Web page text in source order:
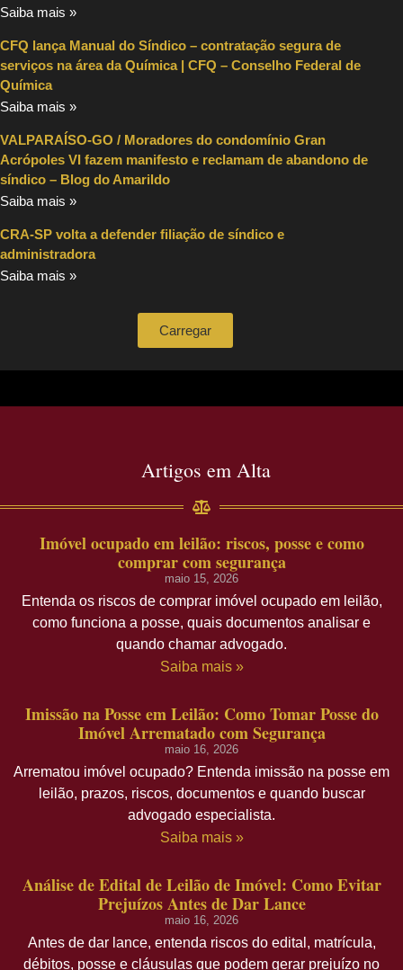
Saiba mais »
CFQ lança Manual do Síndico – contratação segura de
serviços na área da Química | CFQ – Conselho Federal de
Química
Saiba mais »
VALPARAÍSO-GO / Moradores do condomínio Gran
Acrópoles VI fazem manifesto e reclamam de abandono de
síndico – Blog do Amarildo
Saiba mais »
CRA-SP volta a defender filiação de síndico e
administradora
Saiba mais »
Carregar
Artigos em Alta
Imóvel ocupado em leilão: riscos, posse e como
comprar com segurança
maio 15, 2026
Entenda os riscos de comprar imóvel ocupado em leilão,
como funciona a posse, quais documentos analisar e
quando chamar advogado.
Saiba mais »
Imissão na Posse em Leilão: Como Tomar Posse do
Imóvel Arrematado com Segurança
maio 16, 2026
Arrematou imóvel ocupado? Entenda imissão na posse em
leilão, prazos, riscos, documentos e quando buscar
advogado especialista.
Saiba mais »
Análise de Edital de Leilão de Imóvel: Como Evitar
Prejuízos Antes de Dar Lance
maio 16, 2026
Antes de dar lance, entenda riscos do edital, matrícula,
débitos, posse e cláusulas que podem gerar prejuízo no